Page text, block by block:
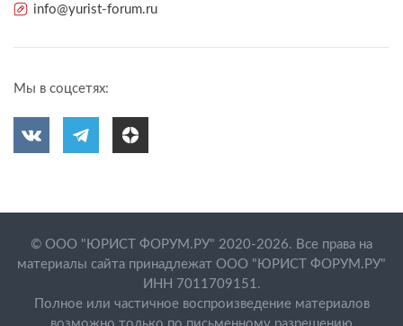
info@yurist-forum.ru
Мы в соцсетях:
© ООО "ЮРИСТ ФОРУМ.РУ" 2020-2026. Все права на
материалы сайта принадлежат ООО "ЮРИСТ ФОРУМ.РУ"
ИНН 7011709151.
Полное или частичное воспроизведение материалов